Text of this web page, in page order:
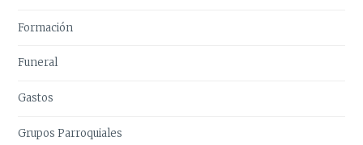
Formación
Funeral
Gastos
Grupos Parroquiales